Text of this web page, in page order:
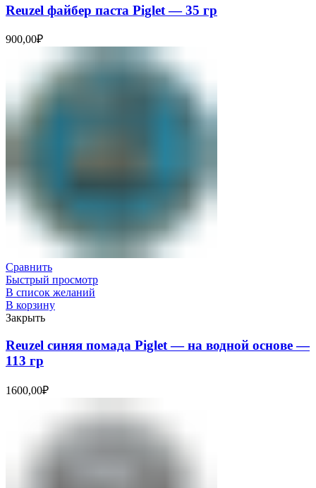
Reuzel файбер паста Piglet — 35 гр
900,00₽
Сравнить
Быстрый просмотр
В список желаний
В корзину
Закрыть
Reuzel синяя помада Piglet — на водной основе —
113 гр
1600,00₽